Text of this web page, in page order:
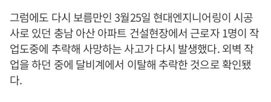
그럼에도 다시 보름만인 3월25일 현대엔지니어링이 시공
사로 있던 충남 아산 아파트 건설현장에서 근로자 1명이 작
업도중에 추락해 사망하는 사고가 다시 발생했다. 외벽 작
업을 하던 중에 달비계에서 이탈해 추락한 것으로 확인됐
다.